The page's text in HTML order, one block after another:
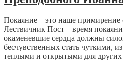
Покаяние – это наше
Лествичник Пост – время
окаменевшие сердца должны
бесчувственных стать чуткими,
теплыми и открытыми для